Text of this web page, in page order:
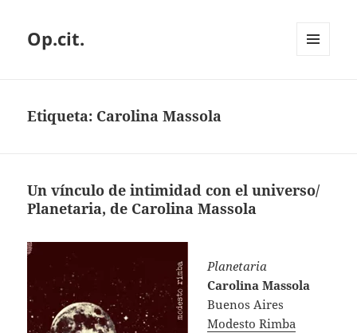
Op.cit.
Etiqueta: Carolina Massola
Un vínculo de intimidad con el universo/
Planetaria, de Carolina Massola
Planetaria
Carolina Massola
Buenos Aires
Modesto Rimba